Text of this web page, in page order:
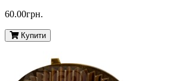
60.00грн.
Купити